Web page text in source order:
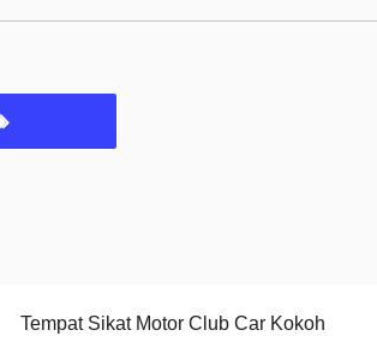
Tempat Sikat Motor Club Car Kokoh